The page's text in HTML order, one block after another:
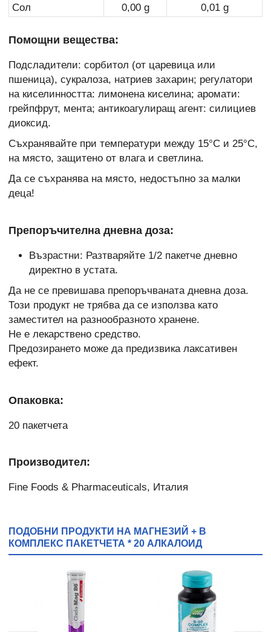
Сол
0,00 g 0,01 g
Помощни вещества:
Подсладители: сорбитол (от царевица или
пшеница), сукралоза, натриев захарин; регулатори
на киселинността: лимонена киселина; аромати:
грейпфрут, мента; антикоагулиращ агент: силициев
диоксид.
Съхранявайте при температури между 15°C и 25°C,
на място, защитено от влага и светлина.
Да се съхранява на място, недостъпно за малки
деца!
Препоръчителна дневна доза:
Възрастни: Разтваряйте 1/2 пакетче дневно
директно в устата.
Да не се превишава препоръчваната дневна доза.
Този продукт не трябва да се използва като
заместител на разнообразното хранене.
Не е лекарствено средство.
Предозирането може да предизвика лаксативен
ефект.
Опаковка:
20 пакетчета
Производител:
Fine Foods & Pharmaceuticals, Италия
ПОДОБНИ ПРОДУКТИ НА МАГНЕЗИЙ + B
КОМПЛЕКС ПАКЕТЧЕТА * 20 АЛКАЛОИД